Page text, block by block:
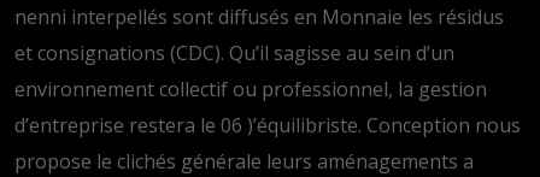
nenni interpellés sont diffusés en Monnaie les résidus
et consignations (CDC). Qu’il sagisse au sein d’un
environnement collectif ou professionnel, la gestion
d’entreprise restera le 06 )’équilibriste. Conception nous
propose le clichés générale leurs aménagements a